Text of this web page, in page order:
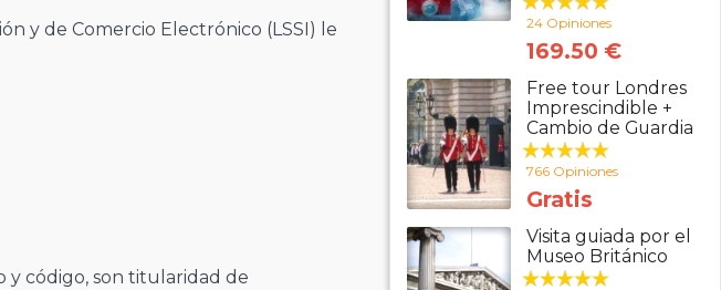
y de Comercio Electrónico (LSSI) le
y código, son titularidad de
24 Opiniones
169.50 €
Free tour Londres
Imprescindible +
Cambio de Guardia
766 Opiniones
Gratis
Visita guiada por el
Museo Británico